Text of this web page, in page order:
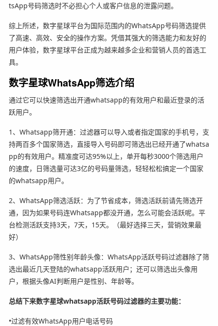
tsApp号码筛选时不必担心个人或客户信息的泄露问题。
综上所述，数字星球平台为国际范围内的WhatsApp号码筛选提供
了高速、高效、安全的操作方案。凭借其强大的筛选能力和友好的
用户体验，数字星球平台正成为越来越多企业和营销人员的首选工
具。
数字星球WhatsApp筛选介绍
通过它可以快速筛选出开通whatsapp的有效用户和最近登录的活
跃用户。
1、Whatsapp筛开通：过滤器可以导入或者指定国家的手机号，支
持两百多个国家筛选，直接导入号码即可筛选出已经开通了whatsa
pp的有效用户。精准度可达95%以上，单开每秒3000个筛选用户
的速度，日筛选量可达3亿的号码量筛选，轻轻松松搞定一个国家
的whatsapp用户。
2、WhatsApp筛选活跃：为了节省成本，筛选活跃前请先筛选开
通，因为如果号码连Whatsapp都没开通，怎么可能会活跃呢。平
台检测活跃支持3天，7天，15天。（最好选择三天，营销效果最
好）
3、WhatsApp筛性别年龄头像：WhatsApp活跃号码过滤器除了筛
选出最近几天登陆的whatsapp活跃用户；还可以筛选出头像用
户，根据头像AI判断用户是性别、年龄等。
总结下来数字星球whatsapp活跃号码过滤器的主要功能：
•过滤有效WhatsApp用户电话号码